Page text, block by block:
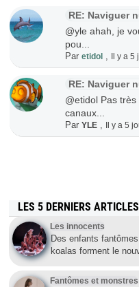
RE: Naviguer
@yle ahah, je
pou...
Paretidol Il y a 5
RE: Naviguer
@etidol Pas
canaux...
ParYLE Il y a 5
LES 5 DERNIERS ARTICLES
Les innocents
Des enfants
koalas forment le
Fantômes et monstres